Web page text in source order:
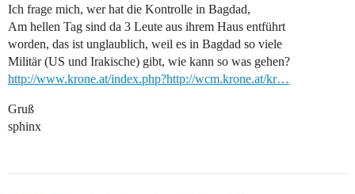
Ich frage mich, wer hat die Kontrolle in Bagdad,
Am hellen Tag sind da 3 Leute aus ihrem Haus entführt
worden, das ist unglaublich, weil es in Bagdad so viele
Militär (US und Irakische) gibt, wie kann so was gehen?
http://www.krone.at/index.php?http://wcm.krone.at/kr…
Gruß
sphinx